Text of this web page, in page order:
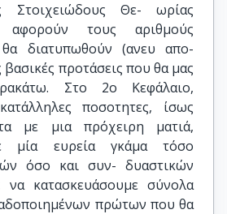
Στοιχειώδους Θε- ωρίας
τους αριθμούς
διατυπωθούν (ανευ απο-
βασικές προτάσεις που θα μας
Στο 2ο Κεφάλαιο,
ποσοτητες, ίσως
με μια πρόχειρη ματιά,
μία ευρεία γκάμα τόσο
όσο και συν- δυαστικών
κατασκευάσουμε σύνολα
πρώτων που θα